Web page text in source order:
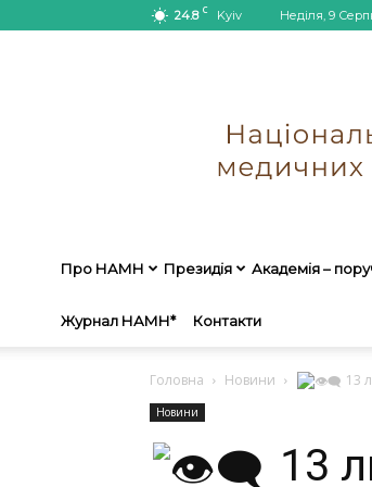
24.8 C Kyiv Неділя, 9
Про НАМН Президія Академія –
Журнал НАМН* Контакти
Головна Новини 13
Новини
13